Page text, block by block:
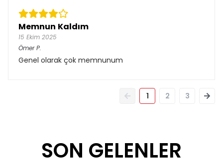
Memnun Kaldım
15 Ekim 2025
Ömer P.
Genel olarak çok memnunum
1 2 3
SON GELENLER